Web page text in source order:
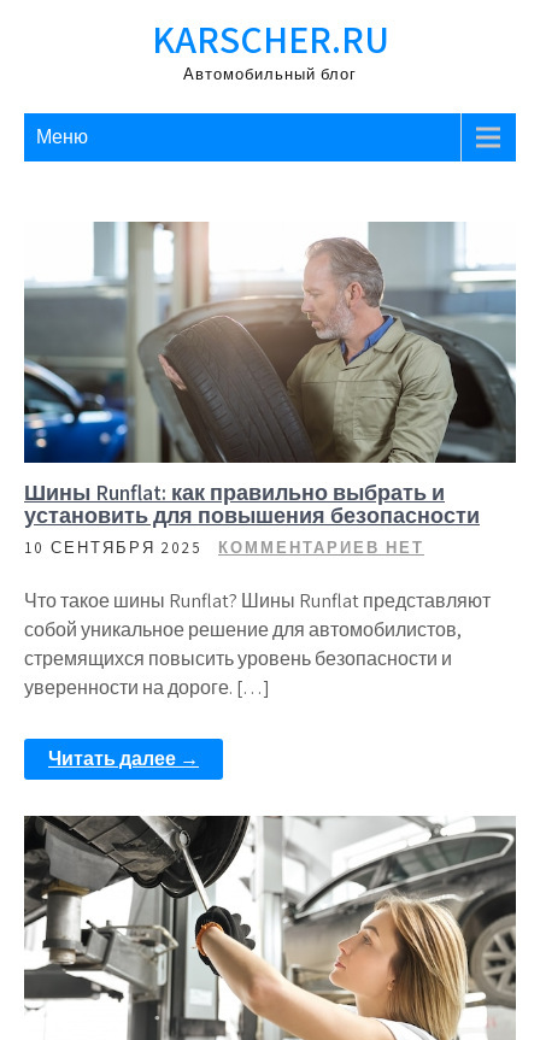
KARSCHER.RU
Автомобильный блог
Меню
Шины Runflat: как правильно выбрать и
установить для повышения безопасности
10 СЕНТЯБРЯ 2025 КОММЕНТАРИЕВ НЕТ
Что такое шины Runflat? Шины Runflat представляют
собой уникальное решение для автомобилистов,
стремящихся повысить уровень безопасности и
уверенности на дороге. […]
Читать далее →